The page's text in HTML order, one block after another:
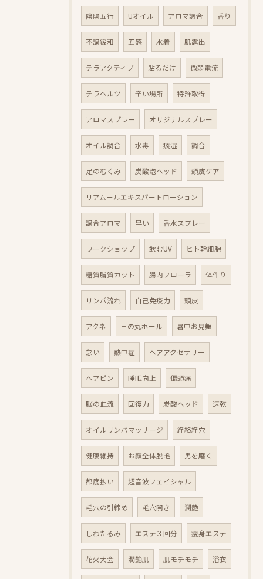
陰陽五行 Uオイル アロマ調合 香り
不調緩和 五感 水着 肌露出
テラアクティブ 貼るだけ 微弱電流
テラヘルツ 辛い場所 特許取得
アロマスプレー オリジナルスプレー
オイル調合 水毒 痰湿 調合
足のむくみ 炭酸泡ヘッド 頭皮ケア
リアムールエキスパートローション
調合アロマ 早い 香水スプレー
ワークショップ 飲むUV ヒト幹細胞
糖質脂質カット 腸内フローラ 体作り
リンパ流れ 自己免疫力 頭皮
アクネ 三の丸ホール 暑中お見舞
怠い 熱中症 ヘアアクセサリー
ヘアピン 睡眠向上 偏頭痛
脳の血流 回復力 炭酸ヘッド 速乾
オイルリンパマッサージ 経絡経穴
健康維持 お顔全体脱毛 男を磨く
都度払い 超音波フェイシャル
毛穴の引締め 毛穴開き 潤艶
しわたるみ エステ３回分 瘦身エステ
花火大会 潤艶肌 肌モチモチ 浴衣